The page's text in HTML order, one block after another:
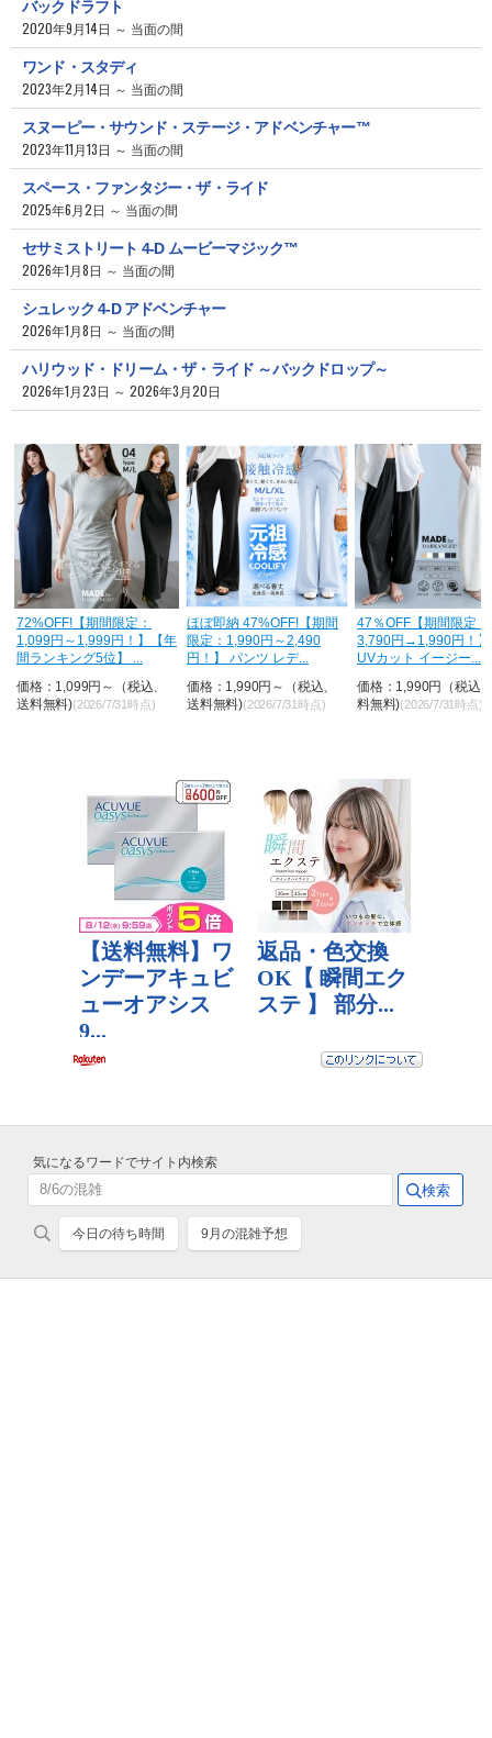
バックドラフト
2020年9月14日 ～ 当面の間
ワンド・スタディ
2023年2月14日 ～ 当面の間
スヌーピー・サウンド・ステージ・アドベンチャー™
2023年11月13日 ～ 当面の間
スペース・ファンタジー・ザ・ライド
2025年6月2日 ～ 当面の間
セサミストリート 4-D ムービーマジック™
2026年1月8日 ～ 当面の間
シュレック 4-D アドベンチャー
2026年1月8日 ～ 当面の間
ハリウッド・ドリーム・ザ・ライド ～バックドロップ～
2026年1月23日 ～ 2026年3月20日
72%OFF!【期間限定：
1,099円～1,999円！】【年
間ランキング5位】 ...
価格：1,099円～（税込、
送料無料)(2026/7/31時点)
ほぼ即納 47%OFF!【期間
限定：1,990円～2,490
円！】 パンツ レデ...
価格：1,990円～（税込、
送料無料)(2026/7/31時点)
47％OFF【期間限定：
3,790円→1,990円！】
UVカット イージー...
価格：1,990円（税込
料無料)(2026/7/31時点)
気になるワードでサイト内検索
今日の待ち時間 9月の混雑予想